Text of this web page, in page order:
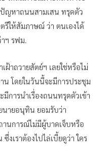
ญหาถนนสามเสน ทรุดตัว
รีให้สัมภาษณ์ ว่า ตนเองได้
ฯ รฟม.
ฝ้าถวายสัตย์ฯ เลยใช่หรือไม่
น โดยในวันนี้จะมีการประชุม
การนำเรื่องถนนทรุดตัวเข้า
นายอนุทิน ยอมรับว่า
นการณ์ไม่มีผู้บาดเจ็บหรือ
งเราต้องไปไล่เบี้ยดูว่า ใคร